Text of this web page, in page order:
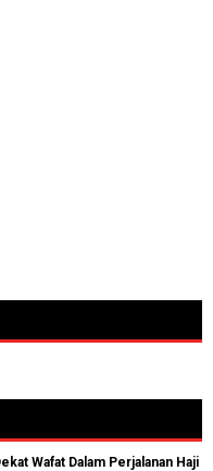
Wafat Dalam Perjalanan Haji